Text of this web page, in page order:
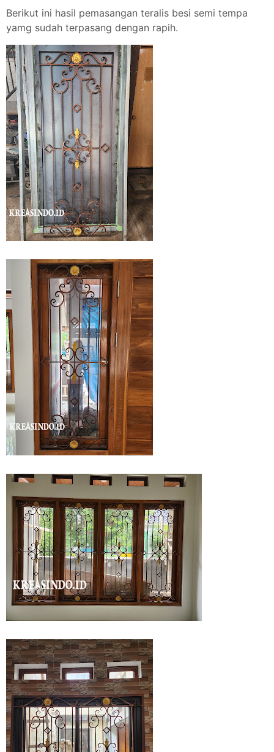
Berikut ini hasil pemasangan teralis besi semi tempa
yamg sudah terpasang dengan rapih.